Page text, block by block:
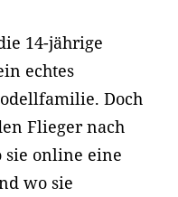
14-jährige
echtes
Doch
Flieger nach
sie online eine
wo sie